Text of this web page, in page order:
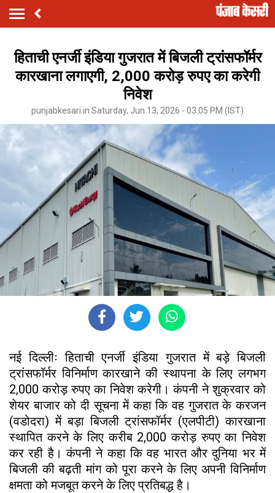
हिताची एनर्जी इंडिया गुजरात में बिजली ट्रांसफॉर्मर
कारखाना लगाएगी, 2,000 करोड़ रुपए का करेगी
निवेश
punjabkesari.in Saturday, Jun 13, 2026 - 03:05 PM (IST)
नई दिल्लीः हिताची एनर्जी इंडिया गुजरात में बड़े बिजली
ट्रांसफॉर्मर विनिर्माण कारखाने की स्थापना के लिए लगभग
2,000 करोड़ रुपए का निवेश करेगी। कंपनी ने शुक्रवार को
शेयर बाजार को दी सूचना में कहा कि वह गुजरात के करजन
(वडोदरा) में बड़ा बिजली ट्रांसफॉर्मर (एलपीटी) कारखाना
स्थापित करने के लिए करीब 2,000 करोड़ रुपए का निवेश
कर रही है। कंपनी ने कहा कि वह भारत और दुनिया भर में
बिजली की बढ़ती मांग को पूरा करने के लिए अपनी विनिर्माण
क्षमता को मजबूत करने के लिए प्रतिबद्ध है।